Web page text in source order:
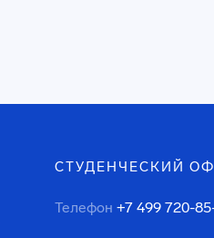
СТУДЕНЧЕСКИЙ
Телефон +7 499 720-